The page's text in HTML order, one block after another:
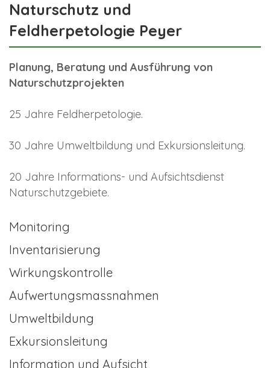
Naturschutz und
Feldherpetologie Peyer
Planung, Beratung und Ausführung von
Naturschutzprojekten
25 Jahre Feldherpetologie.
30 Jahre Umweltbildung und Exkursionsleitung.
20 Jahre Informations- und Aufsichtsdienst
Naturschutzgebiete.
Monitoring
Inventarisierung
Wirkungskontrolle
Aufwertungsmassnahmen
Umweltbildung
Exkursionsleitung
Information und Aufsicht